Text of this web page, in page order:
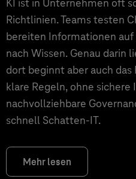
Richtlinien. Teams testen
bereiten Informationen
nach Wissen. Genau darin
dort beginnt aber auch das
klare Regeln, ohne
nachvollziehbare
schnell Schatten-IT.
Mehr lesen